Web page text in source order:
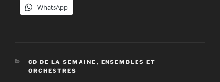
WhatsApp
CATÉGORIES
CD DE LA SEMAINE , ENSEMBLES ET
ORCHESTRES